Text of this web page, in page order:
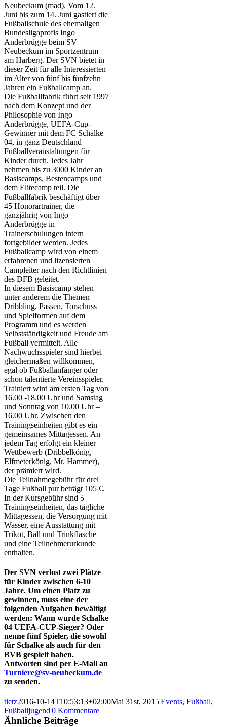
Neubeckum (mad). Vom 12.
Juni bis zum 14. Juni gastiert die
Fußballschule des ehemaligen
Bundesligaprofis Ingo
Anderbrügge beim SV
Neubeckum im Sportzentrum
am Harberg. Der SVN bietet in
dieser Zeit für alle Interessierten
im Alter von fünf bis fünfzehn
Jahren ein Fußballcamp an.
Die Fußballfabrik führt seit 1997
nach dem Konzept und der
Philosophie von Ingo
Anderbrügge, UEFA-Cup-
Gewinner mit dem FC Schalke
04, in ganz Deutschland
Fußballveranstaltungen für
Kinder durch. Jedes Jahr
nehmen bis zu 3000 Kinder an
Basiscamps, Bestencamps und
dem Elitecamp teil. Die
Fußballfabrik beschäftigt über
45 Honorartrainer, die
ganzjährig von Ingo
Anderbrügge in
Trainerschulungen intern
fortgebildet werden. Jedes
Fußballcamp wird von einem
erfahrenen und lizensierten
Campleiter nach den Richtlinien
des DFB geleitet.
In diesem Basiscamp stehen
unter anderem die Themen
Dribbling, Passen, Torschuss
und Spielformen auf dem
Programm und es werden
Selbstständigkeit und Freude am
Fußball vermittelt. Alle
Nachwuchsspieler sind hierbei
gleichermaßen willkommen,
egal ob Fußballanfänger oder
schon talentierte Vereinsspieler.
Trainiert wird am ersten Tag von
16.00 -18.00 Uhr und Samstag
und Sonntag von 10.00 Uhr –
16.00 Uhr. Zwischen den
Trainingseinheiten gibt es ein
gemeinsames Mittagessen. An
jedem Tag erfolgt ein kleiner
Wettbewerb (Dribbelkönig,
Elfmeterkönig, Mr. Hammer),
der prämiert wird.
Die Teilnahmegebühr für drei
Tage Fußball pur beträgt 105 €.
In der Kursgebühr sind 5
Trainingseinheiten, das tägliche
Mittagessen, die Versorgung mit
Wasser, eine Ausstattung mit
Trikot, Ball und Trinkflasche
und eine Teilnehmerurkunde
enthalten.
Der SVN verlost zwei Plätze
für Kinder zwischen 6-10
Jahre. Um einen Platz zu
gewinnen, muss eine der
folgenden Aufgaben bewältigt
werden: Wann wurde Schalke
04 UEFA-CUP-Sieger? Oder
nenne fünf Spieler, die sowohl
für Schalke als auch für den
BVB gespielt haben.
Antworten sind per E-Mail an
Turniere@sv-neubeckum.de
zu senden.
tietz2016-10-14T10:53:13+02:00Mai 31st, 2015|Events, Fußball,
Fußballjugend|0 Kommentare
Ähnliche Beiträge